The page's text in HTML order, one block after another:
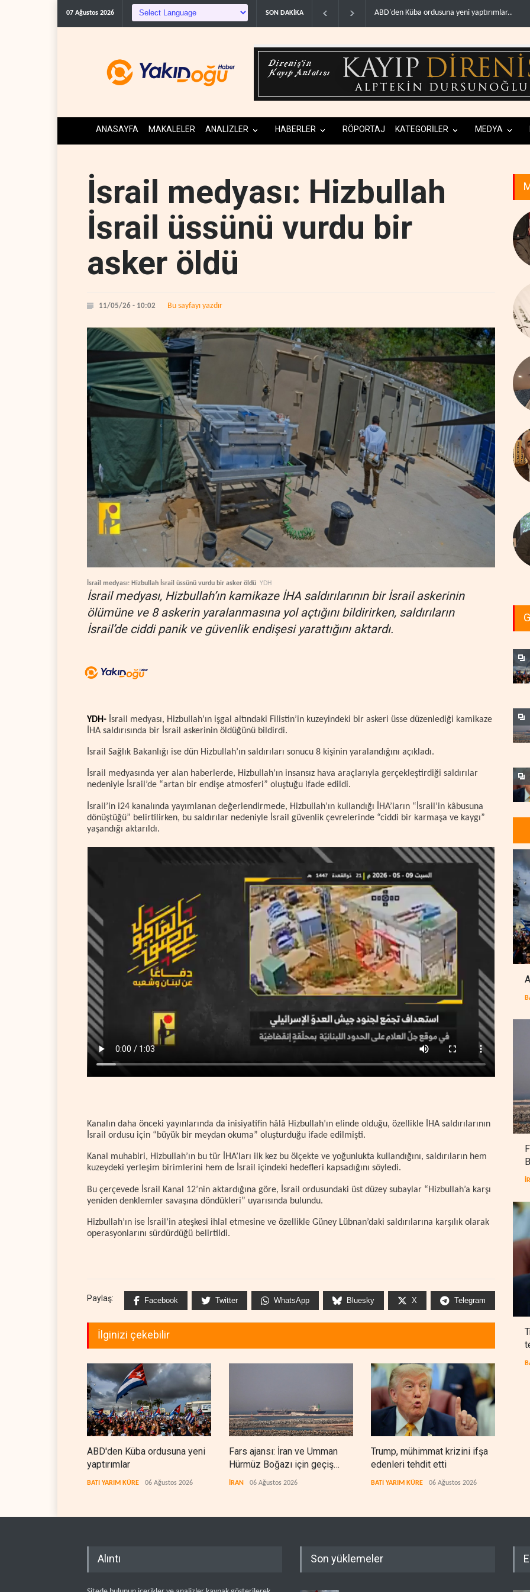
07 Ağustos 2026 SON DAKİKA Fars ajansı: İran ve Umman Hürmüz Boğazı için
ANASAYFA MAKALELER ANALİZLER HABERLER RÖPORTAJ KATEGORİLER MEDYA
İsrail medyası: Hizbullah
İsrail üssünü vurdu bir
asker öldü
11/05/26 - 10:02 Bu sayfayı yazdır
İsrail medyası: Hizbullah İsrail üssünü vurdu bir asker öldü YDH
İsrail medyası, Hizbullah’ın kamikaze İHA saldırılarının bir İsrail askerinin
ölümüne ve 8 askerin yaralanmasına yol açtığını bildirirken, saldırıların
İsrail’de ciddi panik ve güvenlik endişesi yarattığını aktardı.
YDH- İsrail medyası, Hizbullah’ın işgal altındaki Filistin’in kuzeyindeki bir askeri üsse düzenlediği kamikaze
İHA saldırısında bir İsrail askerinin öldüğünü bildirdi.
İsrail Sağlık Bakanlığı ise dün Hizbullah’ın saldırıları sonucu 8 kişinin yaralandığını açıkladı.
İsrail medyasında yer alan haberlerde, Hizbullah’ın insansız hava araçlarıyla gerçekleştirdiği saldırılar
nedeniyle İsrail’de “artan bir endişe atmosferi” oluştuğu ifade edildi.
İsrail’in i24 kanalında yayımlanan değerlendirmede, Hizbullah’ın kullandığı İHA’ların “İsrail’in kâbusuna
dönüştüğü” belirtilirken, bu saldırılar nedeniyle İsrail güvenlik çevrelerinde “ciddi bir karmaşa ve kaygı”
yaşandığı aktarıldı.
Kanalın daha önceki yayınlarında da inisiyatifin hâlâ Hizbullah’ın elinde olduğu, özellikle İHA saldırılarının
İsrail ordusu için “büyük bir meydan okuma” oluşturduğu ifade edilmişti.
Kanal muhabiri, Hizbullah’ın bu tür İHA’ları ilk kez bu ölçekte ve yoğunlukta kullandığını, saldırıların hem
kuzeydeki yerleşim birimlerini hem de İsrail içindeki hedefleri kapsadığını söyledi.
Bu çerçevede İsrail Kanal 12’nin aktardığına göre, İsrail ordusundaki üst düzey subaylar “Hizbullah’a karşı
yeniden denklemler savaşına döndükleri” uyarısında bulundu.
Hizbullah’ın ise İsrail’in ateşkesi ihlal etmesine ve özellikle Güney Lübnan’daki saldırılarına karşılık olarak
operasyonlarını sürdürdüğü belirtildi.
Paylaş: Facebook Twitter WhatsApp Bluesky X Telegram
İlginizi çekebilir
ABD'den Küba ordusuna yeni
yaptırımlar
BATI YARIM KÜRE 06 Ağustos 2026
Fars ajansı: İran ve Umman
Hürmüz Boğazı için geçiş
koridorlarında anlaştı
İRAN 06 Ağustos 2026
Trump, mühimmat krizini ifşa
edenleri tehdit etti
BATI YARIM KÜRE 06 Ağustos 2026
Alıntı Son yüklemeler